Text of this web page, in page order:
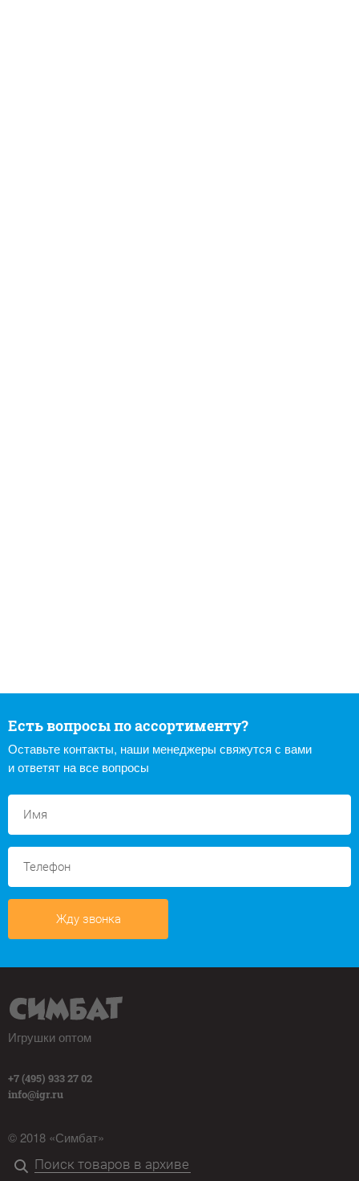
Есть вопросы по ассортименту?
Оставьте контакты, наши менеджеры свяжутся с вами
и ответят на все вопросы
Жду звонка
Игрушки оптом
+7 (495) 933 27 02
info@igr.ru
© 2018 «Симбат»